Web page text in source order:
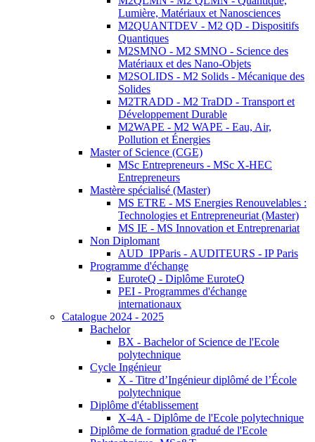
Lumière, Matériaux et Nanosciences
M2QUANTDEV - M2 QD - Dispositifs
Quantiques
M2SMNO - M2 SMNO - Science des
Matériaux et des Nano-Objets
M2SOLIDS - M2 Solids - Mécanique des
Solides
M2TRADD - M2 TraDD - Transport et
Développement Durable
M2WAPE - M2 WAPE - Eau, Air,
Pollution et Énergies
Master of Science (CGE)
MSc Entrepreneurs - MSc X-HEC
Entrepreneurs
Mastère spécialisé (Master)
MS ETRE - MS Energies Renouvelables :
Technologies et Entrepreneuriat (Master)
MS IE - MS Innovation et Entreprenariat
Non Diplomant
AUD_IPParis - AUDITEURS - IP Paris
Programme d'échange
EuroteQ - Diplôme EuroteQ
PEI - Programmes d'échange
internationaux
Catalogue 2024 - 2025
Bachelor
BX - Bachelor of Science de l'Ecole
polytechnique
Cycle Ingénieur
X - Titre d’Ingénieur diplômé de l’École
polytechnique
Diplôme d'établissement
X-4A - Diplôme de l'Ecole polytechnique
Diplôme de formation gradué de l'Ecole